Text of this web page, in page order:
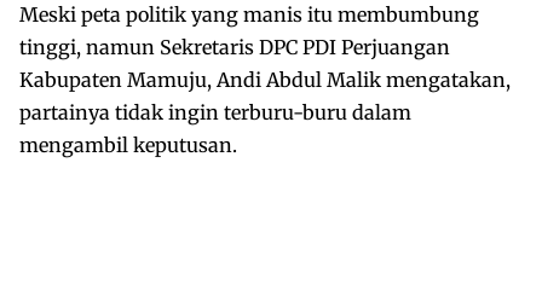
Meski peta politik yang manis itu membumbung
tinggi, namun Sekretaris DPC PDI Perjuangan
Kabupaten Mamuju, Andi Abdul Malik mengatakan,
partainya tidak ingin terburu-buru dalam
mengambil keputusan.